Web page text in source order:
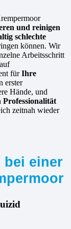
und reinigen
schlechte
können. Wir
Arbeitsschritt
fürIhre
erster
Hände, und
Professionalität
zeitnah wieder
bei einer